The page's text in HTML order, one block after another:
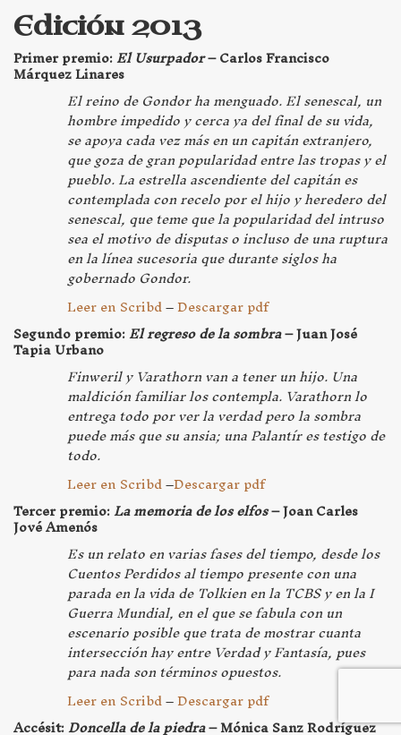
Edición 2013
Primer premio:El Usurpador– Carlos Francisco
Márquez Linares
El reino de Gondor ha menguado. El senescal, un
hombre impedido y cerca ya del final de su vida,
se apoya cada vez más en un capitán extranjero,
que goza de gran popularidad entre las tropas y el
pueblo. La estrella ascendiente del capitán es
contemplada con recelo por el hijo y heredero del
senescal, que teme que la popularidad del intruso
sea el motivo de disputas o incluso de una ruptura
en la línea sucesoria que durante siglos ha
gobernado Gondor.
Leer en Scribd–Descargar pdf
Segundo premio:El regreso de la sombra– Juan José
Tapia Urbano
Finweril y Varathorn van a tener un hijo. Una
maldición familiar los contempla. Varathorn lo
entrega todo por ver la verdad pero la sombra
puede más que su ansia; una Palantír es testigo de
todo.
Leer en Scribd–Descargar pdf
Tercer premio:La memoria de los elfos– Joan Carles
Jové Amenós
Es un relato en varias fases del tiempo, desde los
Cuentos Perdidos al tiempo presente con una
parada en la vida de Tolkien en la TCBS y en la I
Guerra Mundial, en el que se fabula con un
escenario posible que trata de mostrar cuanta
intersección hay entre Verdad y Fantasía, pues
para nada son términos opuestos.
Leer en Scribd–Descargar pdf
Accésit:Doncella de la piedra– Mónica Sanz Rodríguez